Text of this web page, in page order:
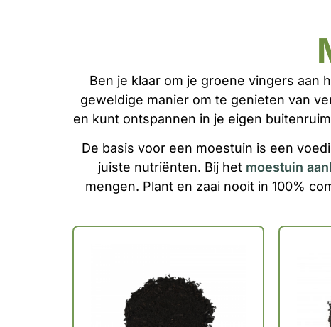
Ben je klaar om je groene vingers aan
geweldige manier om te genieten van
en kunt ontspannen in je eigen
De basis voor een moestuin is een
juiste nutriënten. Bij het moestuin
mengen. Plant en zaai nooit in 100%